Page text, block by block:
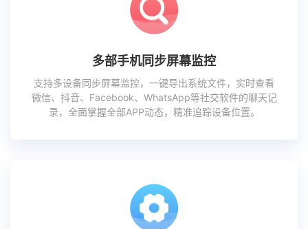
多部手机同步屏幕监控
支持多设备同步屏幕监控，一键导出系统文件，实时查看
微信、抖音、Facebook、WhatsApp等社交软件的聊天记
录，全面掌握全部APP动态，精准追踪设备位置。